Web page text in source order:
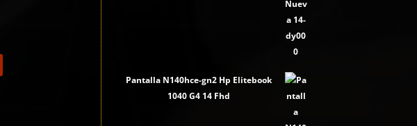
Pantalla N140hce-gn2 Hp Elitebook
1040 G4 14 Fhd